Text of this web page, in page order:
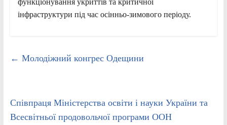
інфраструктури під час осінньо-зимового періоду.
← Молодіжний конгрес Одещини
Співпраця Міністерства освіти і науки України та
Всесвітньої продовольчої програми ООН